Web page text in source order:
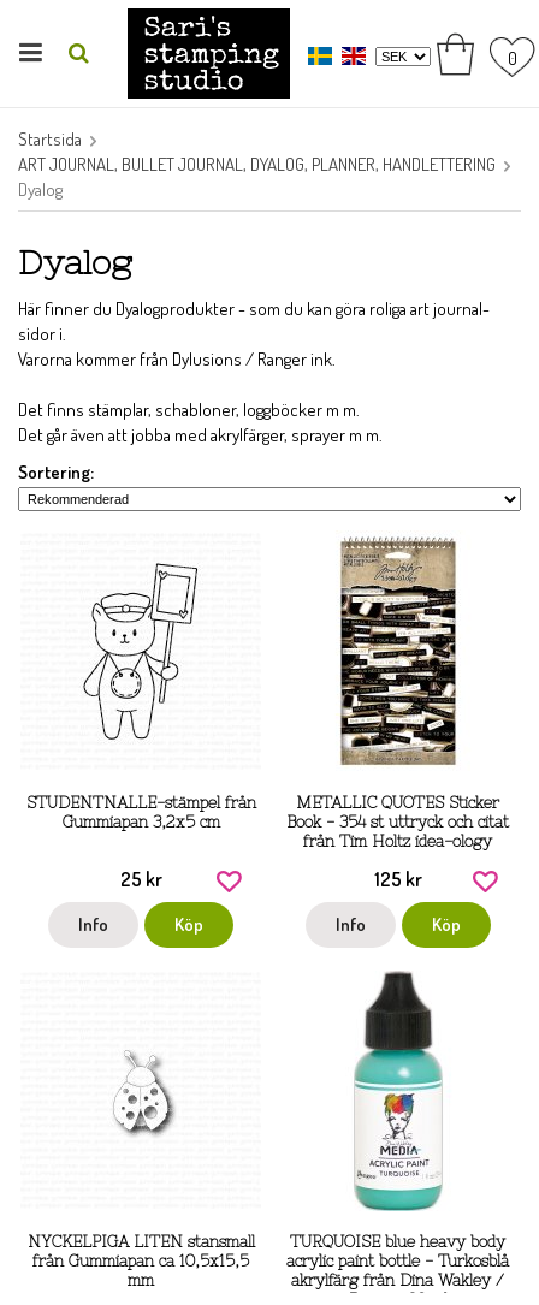
0
Startsida
ART JOURNAL, BULLET JOURNAL, DYALOG, PLANNER, HANDLETTERING
Dyalog
Dyalog
Här finner du Dyalogprodukter - som du kan göra roliga art journal-
sidor i.
Varorna kommer från Dylusions / Ranger ink.
Det finns stämplar, schabloner, loggböcker m m.
Det går även att jobba med akrylfärger, sprayer m m.
Sortering:
STUDENTNALLE-stämpel från
Gummiapan 3,2x5 cm
25 kr
Info Köp
METALLIC QUOTES Sticker
Book - 354 st uttryck och citat
från Tim Holtz idea-ology
125 kr
Info Köp
NYCKELPIGA LITEN stansmall
från Gummiapan ca 10,5x15,5
mm
TURQUOISE blue heavy body
acrylic paint bottle - Turkosblå
akrylfärg från Dina Wakley /